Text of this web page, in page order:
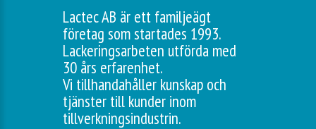
Lactec AB är ett familjeägt
företag som startades 1993.
Lackeringsarbeten utförda med
30 års erfarenhet.
Vi tillhandahåller kunskap och
tjänster till kunder inom
tillverkningsindustrin.